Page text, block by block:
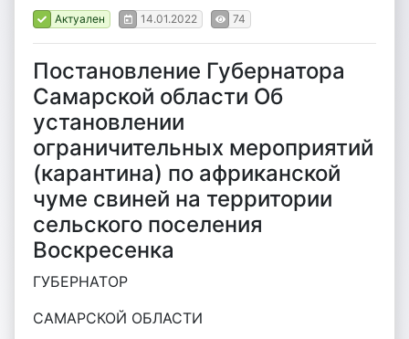
Актуален 14.01.2022 74
Постановление Губернатора
Самарской области Об
установлении
ограничительных мероприятий
(карантина) по африканской
чуме свиней на территории
сельского поселения
Воскресенка
ГУБЕРНАТОР
САМАРСКОЙ ОБЛАСТИ